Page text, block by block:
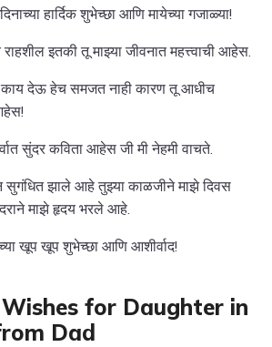
हार्दिक शुभेच्छा आणि मायेच्या गजाळ्या!
इतकी तू माझ्या जीवनात महत्त्वाची आहेस.
काय देऊ हेच समजत नाही कारण तू आधीच
सुंदर कविता आहेस जी मी नेहमी वाचते.
सुगंधित झाले आहे तुझ्या काळजीने माझे दिवस
माझे हृदय भरले आहे.
खूप खूप शुभेच्छा आणि आशीर्वाद!
for Daughter in
Dad